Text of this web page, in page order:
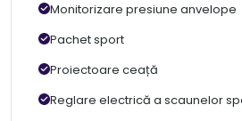
Monitorizare presiune anvelope
Pachet sport
Proiectoare ceață
Reglare electrică a scaunelor